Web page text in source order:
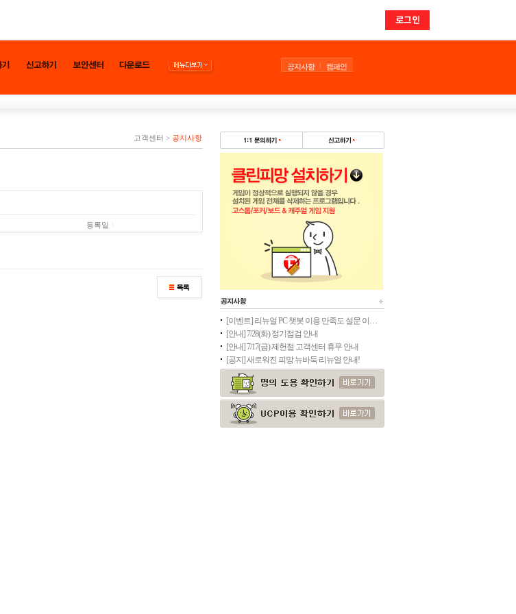
로그인
공지사항 캠페인
고객센터 > 공지사항
등록일
[이벤트] 리뉴얼 PC 챗봇 이용 만족도 설문 이벤트
[안내] 7/28(화) 정기점검 안내
[안내] 7/17(금) 제헌절 고객센터 휴무 안내
[공지] 새로워진 피망 뉴바둑 리뉴얼 안내!